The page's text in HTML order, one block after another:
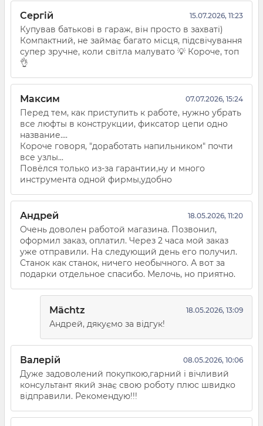
Сергій 15.07.2026, 11:23
Купував батькові в гараж, він просто в захваті)
Компактний, не займає багато місця, підсвічування
супер зручне, коли світла малувато 💡 Короче, топ
👌
Максим 07.07.2026, 15:24
Перед тем, как приступить к работе, нужно убрать
все люфты в конструкции, фиксатор цепи одно
название....
Короче говоря, "доработать напильником" почти
все узлы...
Повёлся только из-за гарантии,ну и много
инструмента одной фирмы,удобно
Андрей 18.05.2026, 11:20
Очень доволен работой магазина. Позвонил,
оформил заказ, оплатил. Через 2 часа мой заказ
уже отправили. На следующий день его получил.
Станок как станок, ничего необычного. А вот за
подарки отдельное спасибо. Мелочь, но приятно.
Mächtz 18.05.2026, 13:09
Андрей, дякуємо за відгук!
Валерій 08.05.2026, 10:06
Дуже задоволений покупкою,гарний і вічливий
консультант який знає свою роботу плюс швидко
відправили. Рекомендую!!!